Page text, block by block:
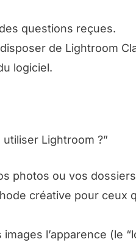
questions reçues.
de Lightroom
logiciel.
Lightroom ?”
photos ou vos
créative pour ceux
l’apparence (le